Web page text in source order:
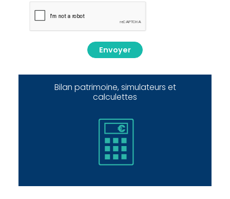
Envoyer
Bilan patrimoine, simulateurs et
calculettes